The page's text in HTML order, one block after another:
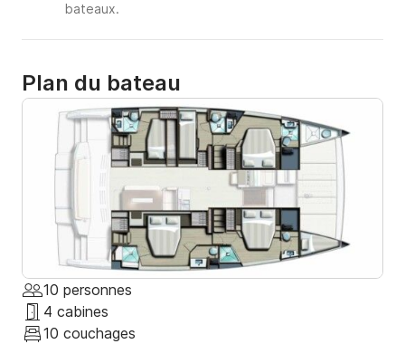
bateaux.
Plan du bateau
10 personnes
4 cabines
10 couchages